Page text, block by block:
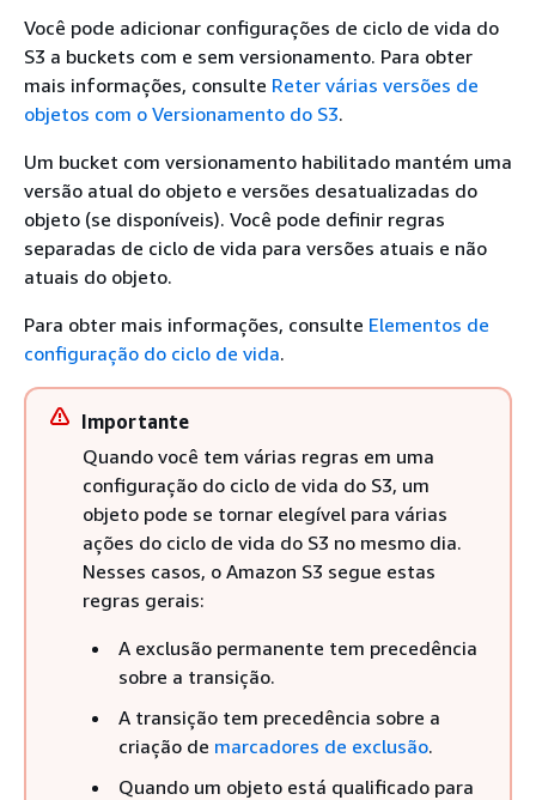
Você pode adicionar configurações de ciclo de vida do
S3 a buckets com e sem versionamento. Para obter
mais informações, consulte Reter várias versões de
objetos com o Versionamento do S3.
Um bucket com versionamento habilitado mantém uma
versão atual do objeto e versões desatualizadas do
objeto (se disponíveis). Você pode definir regras
separadas de ciclo de vida para versões atuais e não
atuais do objeto.
Para obter mais informações, consulte Elementos de
configuração do ciclo de vida.
Importante
Quando você tem várias regras em uma
configuração do ciclo de vida do S3, um
objeto pode se tornar elegível para várias
ações do ciclo de vida do S3 no mesmo dia.
Nesses casos, o Amazon S3 segue estas
regras gerais:
A exclusão permanente tem precedência
sobre a transição.
A transição tem precedência sobre a
criação de marcadores de exclusão.
Quando um objeto está qualificado para